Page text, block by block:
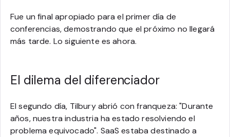
Fue un final apropiado para el primer día de
conferencias, demostrando que el próximo no llegará
más tarde. Lo siguiente es ahora.
El dilema del diferenciador
El segundo día, Tilbury abrió con franqueza: "Durante
años, nuestra industria ha estado resolviendo el
problema equivocado". SaaS estaba destinado a